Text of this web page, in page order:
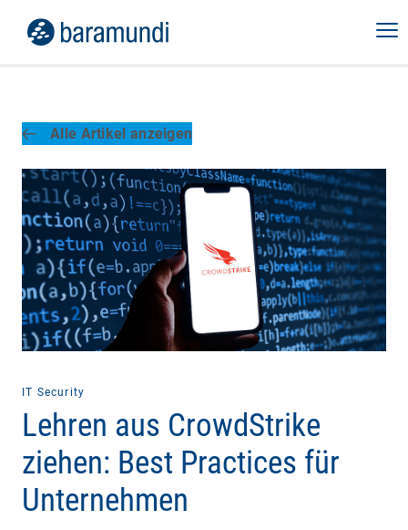
Alle Artikel anzeigen
IT Security
Lehren aus CrowdStrike
ziehen: Best Practices für
Unternehmen